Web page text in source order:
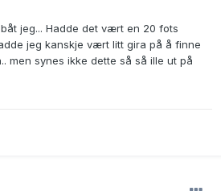
jeg... Hadde det vært en 20 fots
jeg kanskje vært litt gira på å finne
men synes ikke dette så så ille ut på